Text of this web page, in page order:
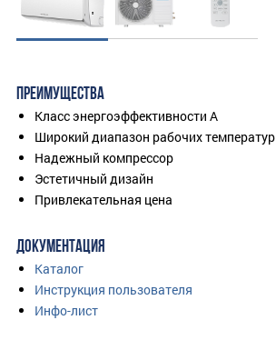
ПРЕИМУЩЕСТВА
Класс энергоэффективности А
Широкий диапазон рабочих температур
Надежный компрессор
Эстетичный дизайн
Привлекательная цена
ДОКУМЕНТАЦИЯ
Каталог
Инструкция пользователя
Инфо-лист